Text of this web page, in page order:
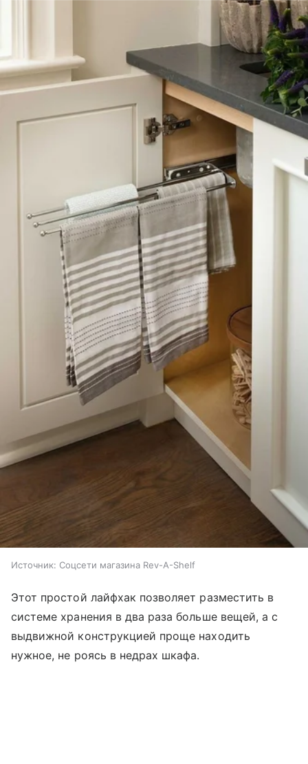
Источник: Соцсети магазина Rev-A-Shelf
Этот простой лайфхак позволяет разместить в
системе хранения в два раза больше вещей, а с
выдвижной конструкцией проще находить
нужное, не роясь в недрах шкафа.